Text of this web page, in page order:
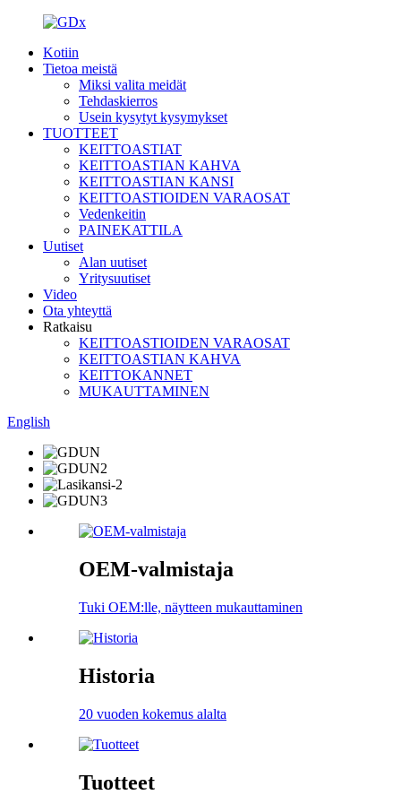
Kotiin
Tietoa meistä
Miksi valita meidät
Tehdaskierros
Usein kysytyt kysymykset
TUOTTEET
KEITTOASTIAT
KEITTOASTIAN KAHVA
KEITTOASTIAN KANSI
KEITTOASTIOIDEN VARAOSAT
Vedenkeitin
PAINEKATTILA
Uutiset
Alan uutiset
Yritysuutiset
Video
Ota yhteyttä
Ratkaisu
KEITTOASTIOIDEN VARAOSAT
KEITTOASTIAN KAHVA
KEITTOKANNET
MUKAUTTAMINEN
English
OEM-valmistaja
Tuki OEM:lle, näytteen mukauttaminen
Historia
20 vuoden kokemus alalta
Tuotteet